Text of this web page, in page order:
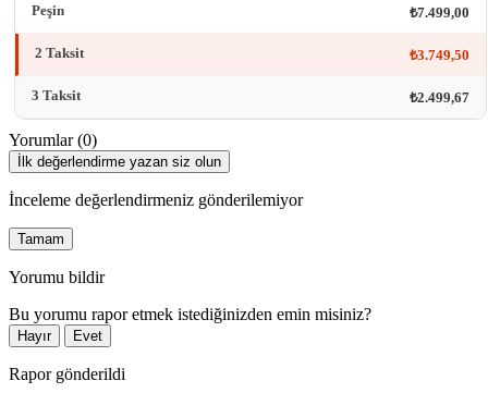
Peşin ₺7.499,00
2 Taksit ₺3.749,50
3 Taksit ₺2.499,67
Yorumlar (0)
İlk değerlendirme yazan siz olun
İnceleme değerlendirmeniz gönderilemiyor
Tamam
Yorumu bildir
Bu yorumu rapor etmek istediğinizden emin misiniz?
Hayır Evet
Rapor gönderildi